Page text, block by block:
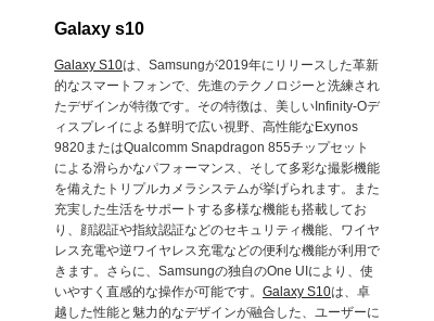
Galaxy s10
Galaxy S10は、Samsungが2019年にリリースした革新
的なスマートフォンで、先進のテクノロジーと洗練され
たデザインが特徴です。その特徴は、美しいInfinity-Oデ
ィスプレイによる鮮明で広い視野、高性能なExynos
9820またはQualcomm Snapdragon 855チップセット
による滑らかなパフォーマンス、そして多彩な撮影機能
を備えたトリプルカメラシステムが挙げられます。また
充実した生活をサポートする多様な機能も搭載してお
り、顔認証や指紋認証などのセキュリティ機能、ワイヤ
レス充電や逆ワイヤレス充電などの便利な機能が利用で
きます。さらに、Samsungの独自のOne UIにより、使
いやすく直感的な操作が可能です。 Galaxy S10は、卓
越した性能と魅力的なデザインが融合した、ユーザーに